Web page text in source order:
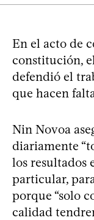
En el acto de
constitución,
defendió el
que hacen
Nin Novoa
diariamente
los resultados
particular,
porque “solo
calidad